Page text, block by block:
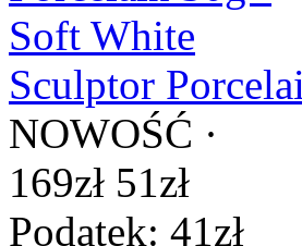
Sculptor
NOWOŚĆ ·
169zł 51zł
Podatek: 41zł